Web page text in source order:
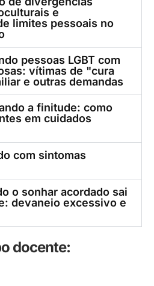
e
limites pessoais no
pessoas LGBT com
vítimas de "cura
e outras demandas
a finitude: como
em cuidados
com sintomas
o sonhar acordado sai
devaneio excessivo e
docente: